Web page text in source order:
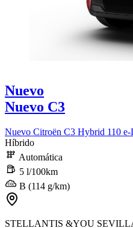
Nuevo
Nuevo C3
Nuevo Citroën C3 Hybrid 110
Híbrido
Automática
5 l/100km
B (114 g/km)
STELLANTIS &YOU